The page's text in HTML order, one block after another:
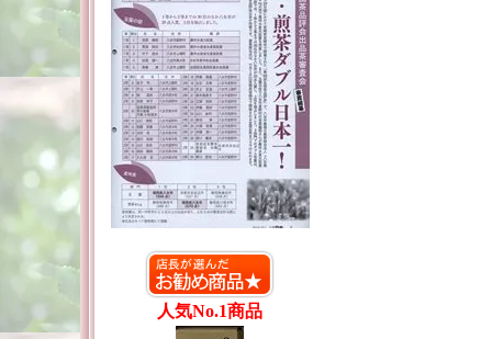
人気No.1商品